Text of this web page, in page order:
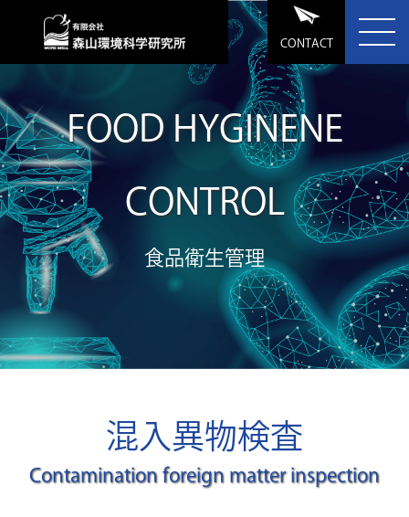
CONTACT
FOOD HYGINENE
CONTROL
食品衛生管理
混入異物検査
Contamination foreign matter inspection